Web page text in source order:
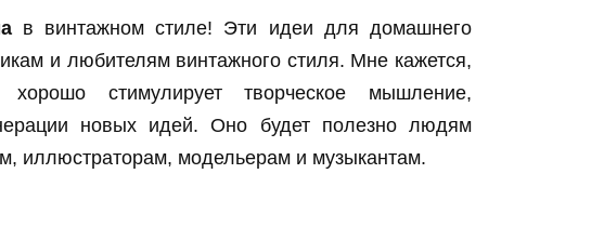
в винтажном стиле! Эти идеи для домашнего
и любителям винтажного стиля. Мне кажется,
стимулирует творческое мышление,
новых идей. Оно будет полезно людям
иллюстраторам, модельерам и музыкантам.